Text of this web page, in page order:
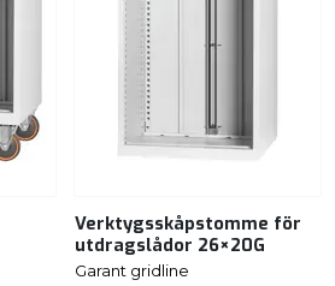
Verktygsskåpstomme för
utdragslådor 26×20G
Garant gridline